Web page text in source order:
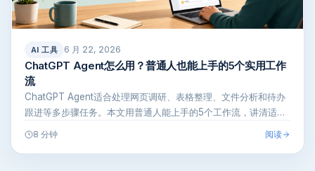
AI 工具 6 月 22, 2026
ChatGPT Agent怎么用？普通人也能上手的5个实用工作
流
ChatGPT Agent适合处理网页调研、表格整理、文件分析和待办
跟进等多步骤任务。本文用普通人能上手的5个工作流，讲清适合
场景…
8 分钟 阅读